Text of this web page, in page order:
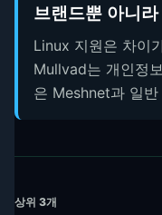
브랜드뿐 아니
Linux 지원은 차이
Mullvad는 개인정
은 Meshnet과 일
상위 3개